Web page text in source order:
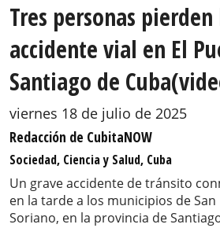
Tres personas
accidente vial en El
Santiago de
viernes 18 de julio de 2025
Redacción de CubitaNOW
Sociedad, Ciencia y Salud, Cuba
Un grave accidente de tránsito
en la tarde a los municipios de San
Soriano, en la provincia de